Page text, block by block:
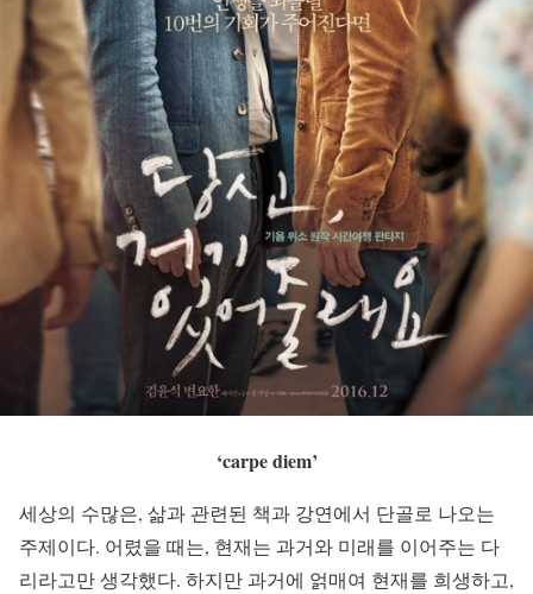
‘carpe diem’
세상의 수많은, 삶과 관련된 책과 강연에서 단골로 나오는
주제이다. 어렸을 때는, 현재는 과거와 미래를 이어주는 다
리라고만 생각했다. 하지만 과거에 얽매여 현재를 희생하고,